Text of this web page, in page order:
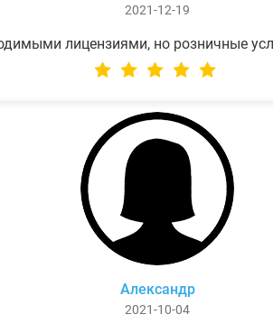
2021-12-19
лицензиями, но розничные
Александр
2021-10-04